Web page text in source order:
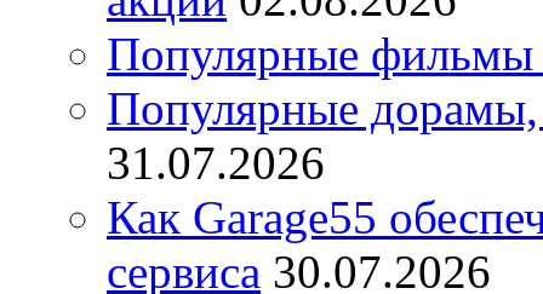
Популярные фильмы
Популярные дорамы,
31.07.2026
Как Garage55
сервиса 30.07.2026